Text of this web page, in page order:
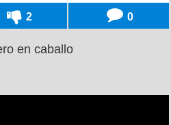
2 0
en caballo